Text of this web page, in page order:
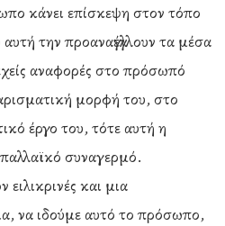
κάνει επίσκεψη στον τόπο
την προαναγγέλλουν τα μέσα
αναφορές στο πρόσωπό
μορφή του, στο
έργο του, τότε αυτή η
συναγερμό.
ειλικρινές και μια
να ιδούμε αυτό το πρόσωπο,